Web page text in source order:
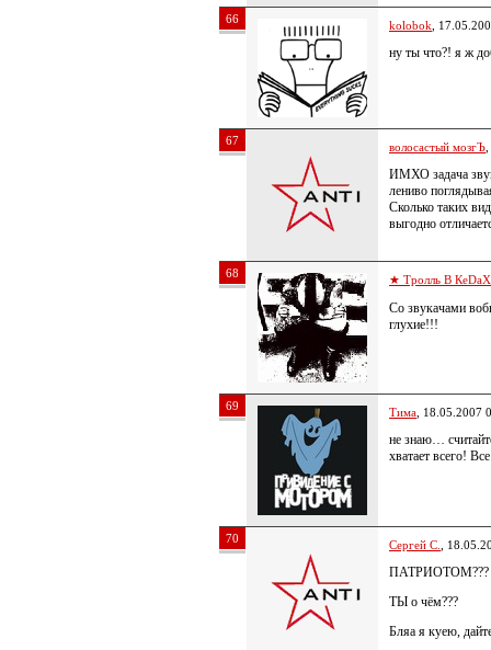
66 kolobok ,
ну ты что?! я ж
67 волосастый мозгЪ
ИМХО задача
лениво
Сколько таких
выгодно
68 ★ Тролль В
Со звукачами
глухие!!!
69 Тима , 18.05.2007
не знаю…
хватает всего!
70 Сергей С. ,
ТЫ о чём???
Бляа я куею,